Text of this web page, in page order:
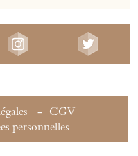
CGV
personnelles